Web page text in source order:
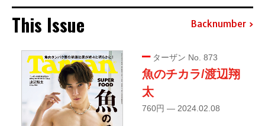
This Issue Backnumber
ターザン No. 873
魚のチカラ/渡辺翔
太
760円 — 2024.02.08